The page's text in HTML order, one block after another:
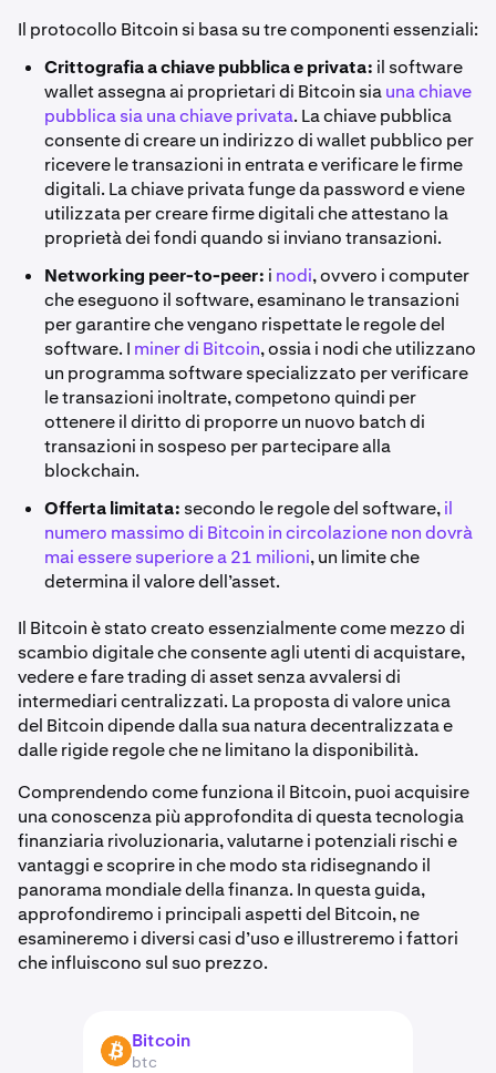
Il protocollo Bitcoin si basa su tre componenti essenziali:
Crittografia a chiave pubblica e privata: il software
wallet assegna ai proprietari di Bitcoin siauna chiave
pubblica sia una chiave privata. La chiave pubblica
consente di creare un indirizzo di wallet pubblico per
ricevere le transazioni in entrata e verificare le firme
digitali. La chiave privata funge da password e viene
utilizzata per creare firme digitali che attestano la
proprietà dei fondi quando si inviano transazioni.
Networking peer-to-peer: i nodi, ovvero i computer
che eseguono il software, esaminano le transazioni
per garantire che vengano rispettate le regole del
software. I miner di Bitcoin, ossia i nodi che utilizzano
un programma software specializzato per verificare
le transazioni inoltrate, competono quindi per
ottenere il diritto di proporre un nuovo batch di
transazioni in sospeso per partecipare alla
blockchain.
Offerta limitata: secondo le regole del software,il
numero massimo di Bitcoin in circolazione non dovrà
mai essere superiore a 21 milioni, un limite che
determina il valore dell’asset.
Il Bitcoin è stato creato essenzialmente come mezzo di
scambio digitale che consente agli utenti di acquistare,
vedere e fare trading di asset senza avvalersi di
intermediari centralizzati. La proposta di valore unica
del Bitcoin dipende dalla sua natura decentralizzata e
dalle rigide regole che ne limitano la disponibilità.
Comprendendo come funziona il Bitcoin, puoi acquisire
una conoscenza più approfondita di questa tecnologia
finanziaria rivoluzionaria, valutarne i potenziali rischi e
vantaggi e scoprire in che modo sta ridisegnando il
panorama mondiale della finanza. In questa guida,
approfondiremo i principali aspetti del Bitcoin, ne
esamineremo i diversi casi d’uso e illustreremo i fattori
che influiscono sul suo prezzo.
BTC Bitcoin
btc